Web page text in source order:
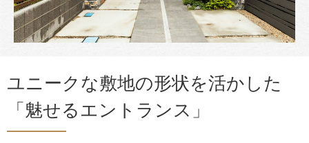
ユニークな敷地の形状を活かした
「魅せるエントランス」